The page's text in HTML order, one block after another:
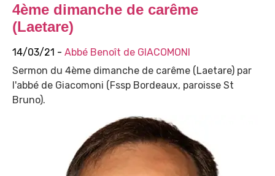
4ème dimanche de carême
(Laetare)
14/03/21 - Abbé Benoît de GIACOMONI
Sermon du 4ème dimanche de carême (Laetare) par
l'abbé de Giacomoni (Fssp Bordeaux, paroisse St
Bruno).